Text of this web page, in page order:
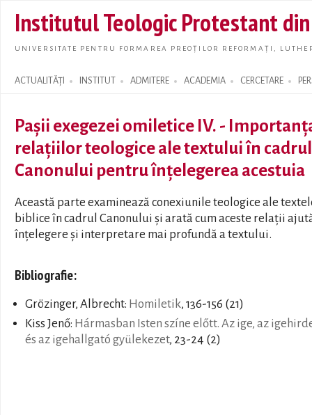
main
Institutul Teologic Protestant
UNIVERSITATE PENTRU FORMAREA PREOȚILOR REFORMAȚI,
ACTUALITĂȚI INSTITUT ADMITERE ACADEMIA CERCETARE
Search form
Pașii exegezei omiletice IV. -
relațiilor teologice ale textului în cadrul
Canonului pentru înțelegerea acestuia
Această parte examinează conexiunile teologice ale
biblice în cadrul Canonului și arată cum aceste relații
înțelegere și interpretare mai profundă a textului.
Bibliografie:
Grözinger, Albrecht: Homiletik, 136-156 (21)
Kiss Jenő: Hármasban Isten színe előtt. Az ige, az
és az igehallgató gyülekezet, 23-24 (2)